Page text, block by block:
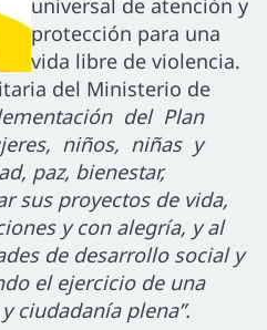
protección para una
vida libre de violencia.
del Ministerio de
del Plan
niños, niñas y
paz, bienestar,
sus proyectos de vida,
y con alegría, y al
de desarrollo social y
el ejercicio de una
ciudadanía plena”.